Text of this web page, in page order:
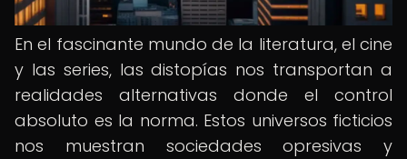
En el fascinante mundo de la literatura, el cine
y las series, las distopías nos transportan a
realidades alternativas donde el control
absoluto es la norma. Estos universos ficticios
nos muestran sociedades opresivas y